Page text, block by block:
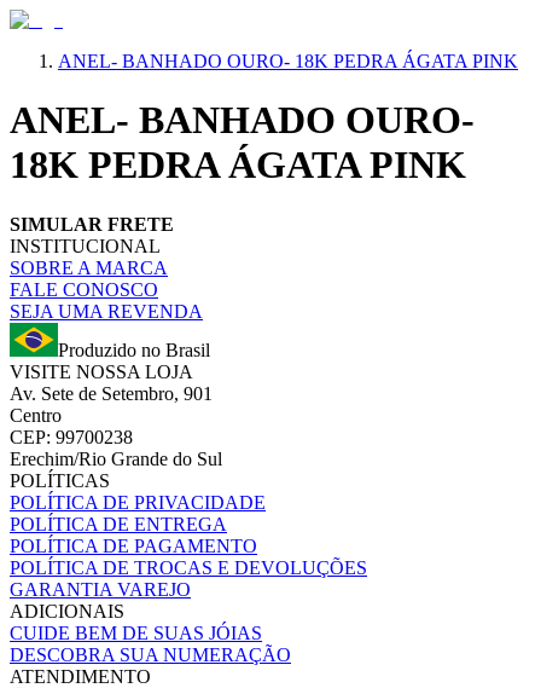
ANEL- BANHADO OURO- 18K PEDRA ÁGATA PINK
ANEL- BANHADO OURO-
18K PEDRA ÁGATA PINK
SIMULAR FRETE
INSTITUCIONAL
SOBRE A MARCA
FALE CONOSCO
SEJA UMA REVENDA
Produzido no Brasil
VISITE NOSSA LOJA
Av. Sete de Setembro, 901
Centro
CEP: 99700238
Erechim/Rio Grande do Sul
POLÍTICAS
POLÍTICA DE PRIVACIDADE
POLÍTICA DE ENTREGA
POLÍTICA DE PAGAMENTO
POLÍTICA DE TROCAS E DEVOLUÇÕES
GARANTIA VAREJO
ADICIONAIS
CUIDE BEM DE SUAS JÓIAS
DESCOBRA SUA NUMERAÇÃO
ATENDIMENTO